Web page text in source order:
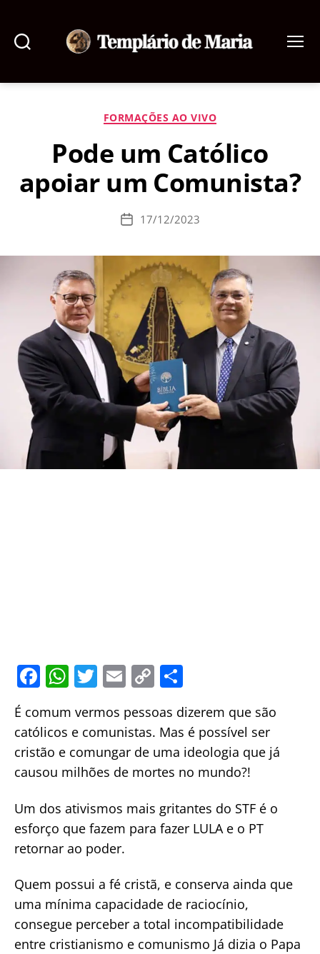
de
Categorias
FORMAÇÕES AO VIVO
Pode um Católico
apoiar um Comunista?
Data17/12/2023
F
c
e
b
o
k
W
at
s
A
p
T
itt
er
E
ai
l
C
p
y
Li
k
h
ar
e
É comum vermos pessoas dizerem que são
católicos e comunistas. Mas é possível ser
cristão e comungar de uma ideologia que já
causou milhões de mortes no mundo?!
Um dos ativismos mais gritantes do STF é o
esforço que fazem para fazer LULA e o PT
retornar ao poder.
Quem possui a fé cristã, e conserva ainda que
uma mínima capacidade de raciocínio,
consegue perceber a total incompatibilidade
entre cristianismo e comunismo Já dizia o Papa